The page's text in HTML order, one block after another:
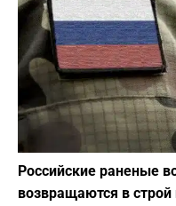
Российские раненые
возвращаются в